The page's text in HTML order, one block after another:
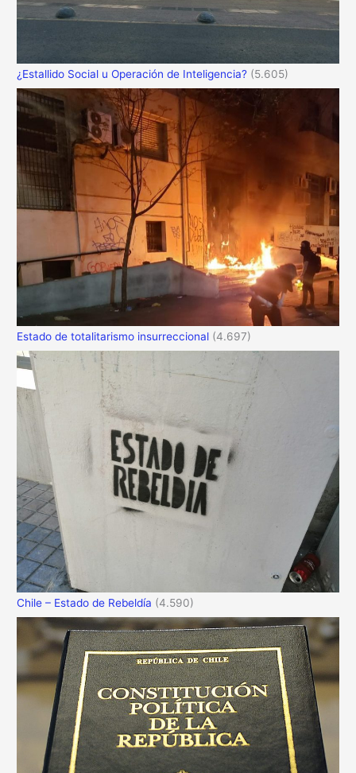
¿Estallido Social u Operación de Inteligencia? (5.605)
Estado de totalitarismo insurreccional (4.697)
Chile – Estado de Rebeldía (4.590)